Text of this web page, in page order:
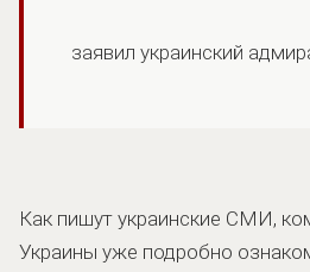
заявил украинский
Как пишут украинские СМИ,
Украины уже подробно